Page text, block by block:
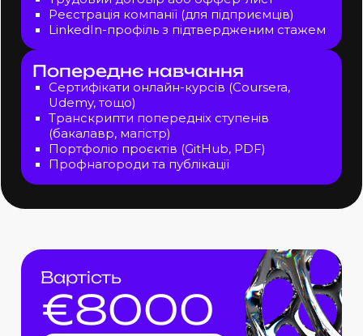
Реєстрація компанії (для підприємців)
LinkedIn-профіль з підтвердженим стажем
Попереднє навчання
Сертифікати онлайн-курсів (Coursera,
Udemy, тощо)
Транскрипти попередніх ступенів
(бакалавр, магістр)
Портфоліо проєктів (GitHub, PDF)
Профнагороди та публікації
Вартість
€8000